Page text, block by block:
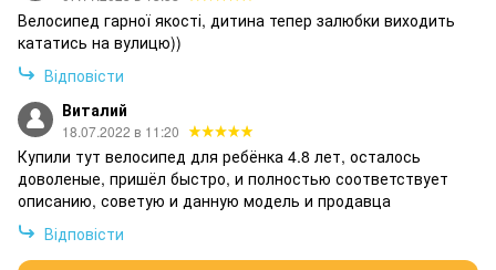
Велосипед гарної якості, дитина тепер залюбки виходить
кататись на вулицю))
Відповісти
Виталий
18.07.2022 в 11:20
Купили тут велосипед для ребёнка 4.8 лет, осталось
доволеные, пришёл быстро, и полностью соответствует
описанию, советую и данную модель и продавца
Відповісти